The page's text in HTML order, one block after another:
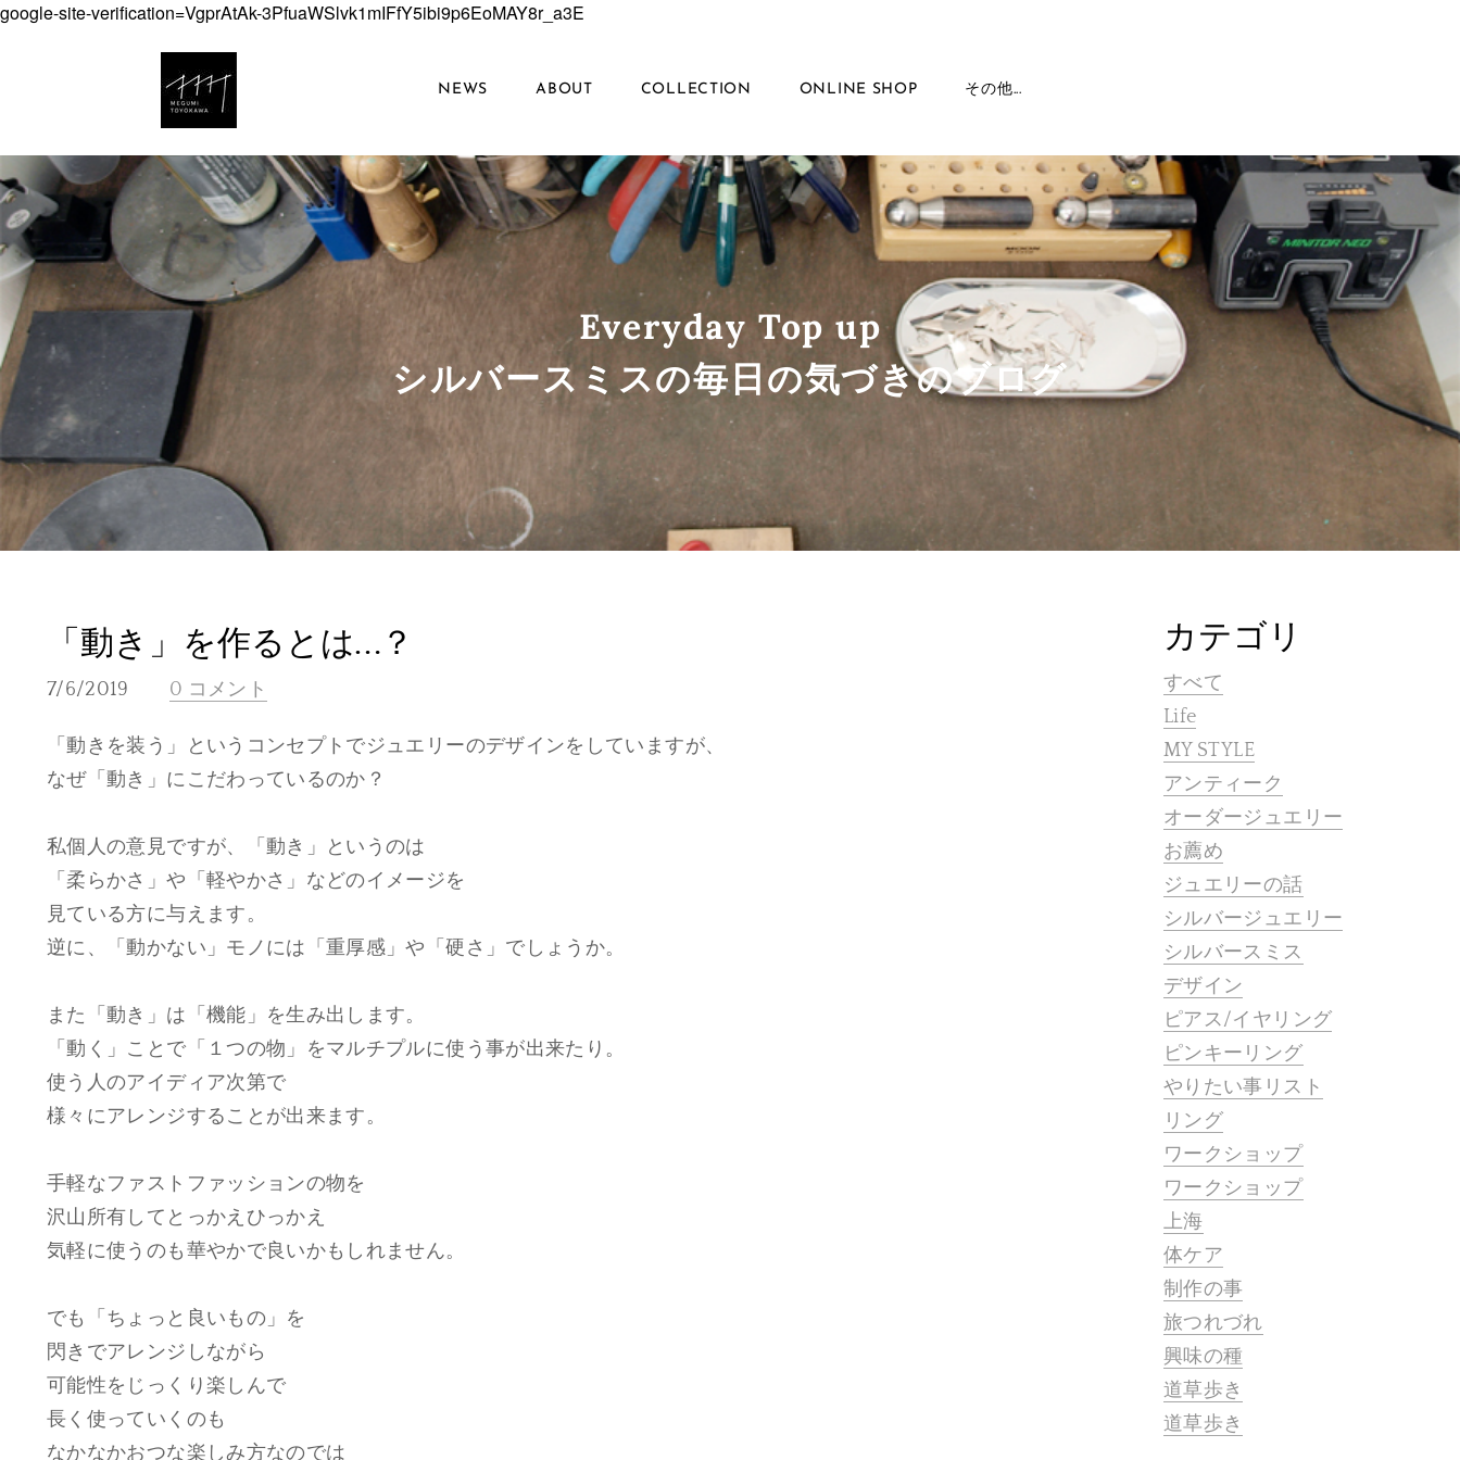
google-site-verification=VgprAtAk-3PfuaWSlvk1mIFfY5ibi9p6EoMAY8r_a3E
NEWS ABOUT COLLECTION ONLINE SHOP その他...
Everyday Top up
​シルバースミスの毎日の気づきのブログ
「動き」を作るとは…？
7/6/2019 0 コメント
「動きを装う」というコンセプトでジュエリーのデザインをしていますが、
なぜ「動き」にこだわっているのか？
私個人の意見ですが、「動き」というのは
「柔らかさ」や「軽やかさ」などのイメージを
見ている方に与えます。
逆に、「動かない」モノには「重厚感」や「硬さ」でしょうか。
また「動き」は「機能」を生み出します。
「動く」ことで「１つの物」をマルチプルに使う事が出来たり。
使う人のアイディア次第で
様々にアレンジすることが出来ます。
手軽なファストファッションの物を
沢山所有してとっかえひっかえ
気軽に使うのも華やかで良いかもしれません。
でも「ちょっと良いもの」を
閃きでアレンジしながら
可能性をじっくり楽しんで
長く使っていくのも
なかなかおつな楽しみ方なのでは
カテゴリ
すべて
Life
MY STYLE
アンティーク
オーダージュエリー
お薦め
ジュエリーの話
シルバージュエリー
シルバースミス
デザイン
ピアス/イヤリング
ピンキーリング
やりたい事リスト
リング
ワークショップ
ワークショップ
上海
体ケア
制作の事
旅つれづれ
興味の種
道草歩き
道草歩き